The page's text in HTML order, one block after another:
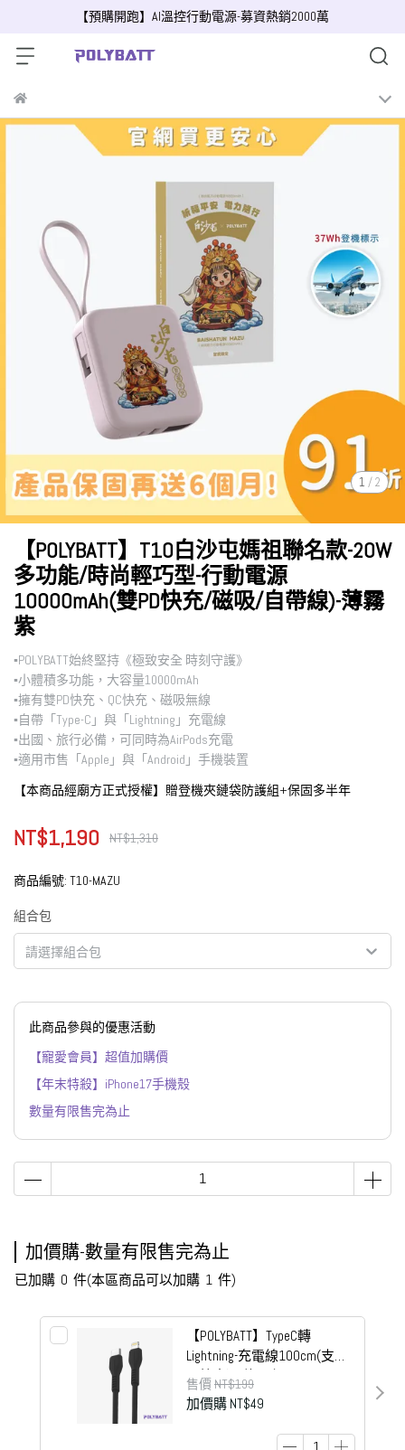
【預購開跑】AI溫控行動電源-募資熱銷2000萬
1 /2
【POLYBATT】T10白沙屯媽祖聯名款-20W
多功能/時尚輕巧型-行動電源
10000mAh(雙PD快充/磁吸/自帶線)-薄霧
紫
▪︎POLYBATT始終堅持《極致安全 時刻守護》
▪︎小體積多功能，大容量10000mAh
▪︎擁有雙PD快充、QC快充、磁吸無線
▪︎自帶「Type-C」與「Lightning」充電線
▪︎出國、旅行必備，可同時為AirPods充電
▪︎適用市售「Apple」與「Android」手機裝置
【本商品經廟方正式授權】贈登機夾鏈袋防護組+保固多半年
NT$1,190 NT$1,310
商品編號: T10-MAZU
組合包
請選擇組合包
此商品參與的優惠活動
【寵愛會員】超值加購價
【年末特殺】iPhone17手機殼
數量有限售完為止
加價購-數量有限售完為止
已加購 0 件(本區商品可以加購 1 件)
【POLYBATT】TypeC轉
Lightning-充電線100cm(支援
6A快充)-E款黑色
售價NT$199
加價購 NT$49